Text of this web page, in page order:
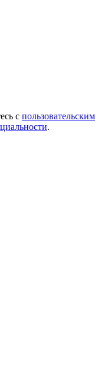
с пользовательским
.